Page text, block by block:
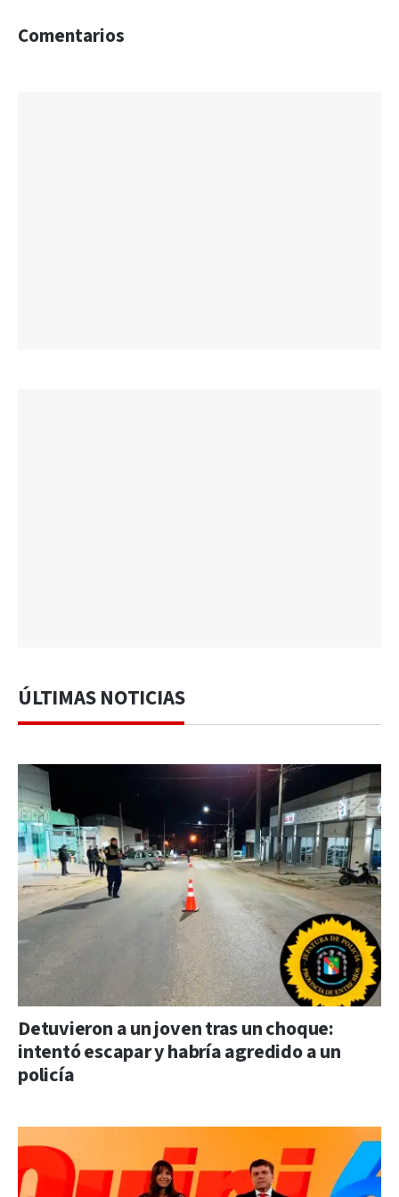
Comentarios
ÚLTIMAS NOTICIAS
Detuvieron a un joven tras un choque:
intentó escapar y habría agredido a un
policía